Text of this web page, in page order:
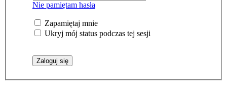
Nie pamiętam hasła
Zapamiętaj mnie
Ukryj mój status podczas tej sesji